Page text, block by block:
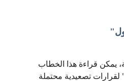
يمكن قراءة هذا الخطاب
لقرارات تصعيدية محتملة